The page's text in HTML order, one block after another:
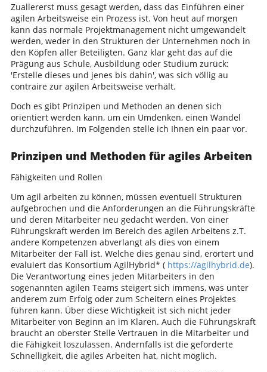
Zuallererst muss gesagt werden, dass das Einführen einer
agilen Arbeitsweise ein Prozess ist. Von heut auf morgen
kann das normale Projektmanagement nicht umgewandelt
werden, weder in den Strukturen der Unternehmen noch in
den Köpfen aller Beteiligten. Ganz klar geht das auf die
Prägung aus Schule, Ausbildung oder Studium zurück:
'Erstelle dieses und jenes bis dahin', was sich völlig au
contraire zur agilen Arbeitsweise verhält.
Doch es gibt Prinzipen und Methoden an denen sich
orientiert werden kann, um ein Umdenken, einen Wandel
durchzuführen. Im Folgenden stelle ich Ihnen ein paar vor.
Prinzipen und Methoden für agiles Arbeiten
Fähigkeiten und Rollen
Um agil arbeiten zu können, müssen eventuell Strukturen
aufgebrochen und die Anforderungen an die Führungskräfte
und deren Mitarbeiter neu gedacht werden. Von einer
Führungskraft werden im Bereich des agilen Arbeitens z.T.
andere Kompetenzen abverlangt als dies von einem
Mitarbeiter der Fall ist. Welche dies genau sind, erörtert und
evaluiert das Konsortium AgilHybrid* (https://agilhybrid.de).
Die Verantwortung eines jeden Mitarbeiters in den
sogenannten agilen Teams steigert sich immens, was unter
anderem zum Erfolg oder zum Scheitern eines Projektes
führen kann. Über diese Wichtigkeit ist sich nicht jeder
Mitarbeiter von Beginn an im Klaren. Auch die Führungskraft
braucht an oberster Stelle Vertrauen in die Mitarbeiter und
die Fähigkeit loszulassen. Andernfalls ist die geforderte
Schnelligkeit, die agiles Arbeiten hat, nicht möglich.